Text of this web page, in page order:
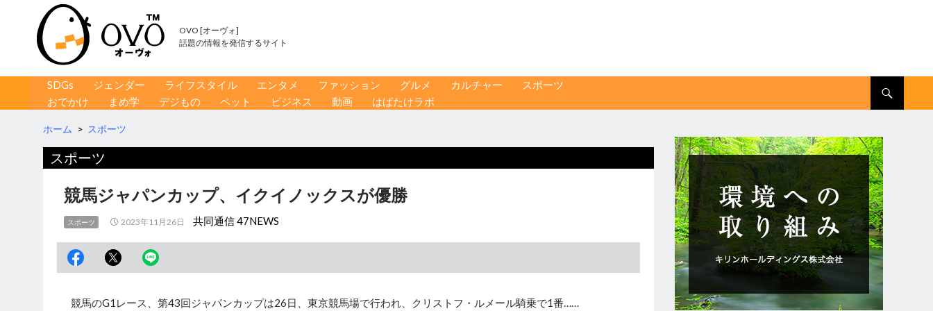
OVO [オーヴォ]
話題の情報を発信するサイト
コンテンツへ移動
SDGs ジェンダー ライフスタイル エンタメ ファッション グルメ カルチャー
スポーツ
おでかけ
まめ学 デジもの ペット ビジネス 動画 はばたけラボ
ホーム > スポーツ
スポーツ
競馬ジャパンカップ、イクイノックスが優勝
スポーツ 2023年11月26日 共同通信 47NEWS
競馬のG1レース、第43回ジャパンカップは26日、東京競馬場で行われ、クリストフ・ルメール騎乗で1番……